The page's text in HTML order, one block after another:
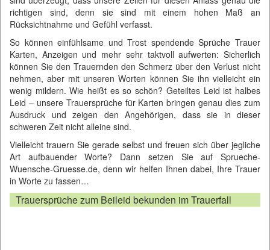
richtigen sind, denn sie sind mit einem hohen Maß an
Rücksichtnahme und Gefühl verfasst.
So können einfühlsame und Trost spendende Sprüche Trauer
Karten, Anzeigen und mehr sehr taktvoll aufwerten: Sicherlich
können Sie den Trauernden den Schmerz über den Verlust nicht
nehmen, aber mit unseren Worten können Sie ihn vielleicht ein
wenig mildern. Wie heißt es so schön? Geteiltes Leid ist halbes
Leid – unsere Trauersprüche für Karten bringen genau dies zum
Ausdruck und zeigen den Angehörigen, dass sie in dieser
schweren Zeit nicht alleine sind.
Vielleicht trauern Sie gerade selbst und freuen sich über jegliche
Art aufbauender Worte? Dann setzen Sie auf Sprueche-
Wuensche-Gruesse.de, denn wir helfen Ihnen dabei, Ihre Trauer
in Worte zu fassen…
Trauersprüche zum Beileid bekunden im Trauerfall